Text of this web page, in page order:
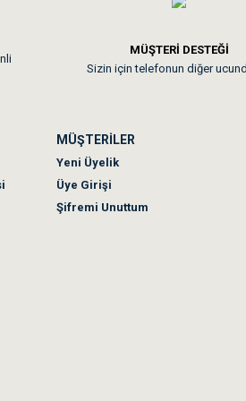
russell köpeğim severek yedi. Tüy
MÜŞTERİ DESTEĞİ
Sizin için telefonun diğer
MÜŞTERİLER
Yeni Üyelik
Üye Girişi
Şifremi Unuttum